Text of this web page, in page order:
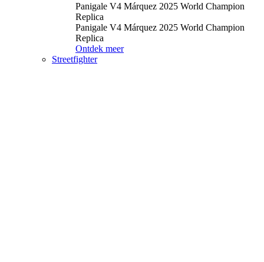
Panigale V4 Márquez 2025 World Champion
Replica
Panigale V4 Márquez 2025 World Champion
Replica
Ontdek meer
Streetfighter